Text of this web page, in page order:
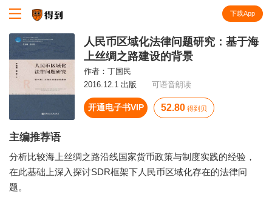
下载App
人民币区域化法律问题研究：基于海
上丝绸之路建设的背景
作者： 丁国民
2016.12.1 出版
可语音朗读
开通电子书VIP 52.80 得到贝
主编推荐语
分析比较海上丝绸之路沿线国家货币政策与制度实践的经验，
在此基础上深入探讨SDR框架下人民币区域化存在的法律问
题。